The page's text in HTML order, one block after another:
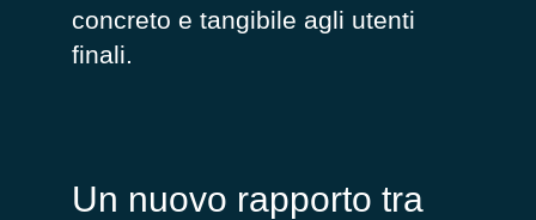
concreto e tangibile agli utenti
finali.
Un nuovo rapporto tra